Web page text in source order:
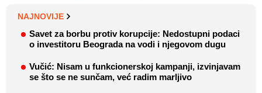
NAJNOVIJE
Savet za borbu protiv korupcije: Nedostupni podaci
o investitoru Beograda na vodi i njegovom dugu
Vučić: Nisam u funkcionerskoj kampanji, izvinjavam
se što se ne sunčam, već radim marljivo